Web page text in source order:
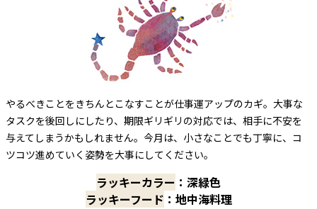
やるべきことをきちんとこなすことが仕事運アップのカギ。大事な
タスクを後回しにしたり、期限ギリギリの対応では、相手に不安を
与えてしまうかもしれません。今月は、小さなことでも丁寧に、コ
ツコツ進めていく姿勢を大事にしてください。
ラッキーカラー ：深緑色
ラッキーフード ：地中海料理